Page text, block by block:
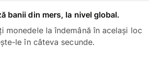
banii din mers, la nivel global.
monedele la îndemână în același loc
le în câteva secunde.